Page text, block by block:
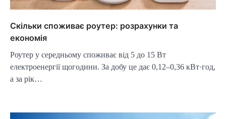
Скільки споживає роутер: розрахунки та
економія
Роутер у середньому споживає від 5 до 15 Вт
електроенергії щогодини. За добу це дає 0,12–0,36 кВт·год,
а за рік…